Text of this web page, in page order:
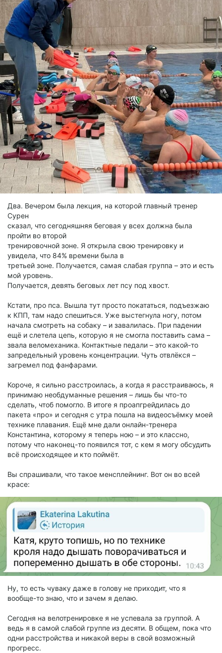
Два. Вечером была лекция, на которой главный тренер
Сурен
сказал, что сегодняшняя беговая у всех должна была
пройти во второй
тренировочной зоне. Я открыла свою тренировку и
увидела, что 84% времени была в
третьей зоне. Получается, самая слабая группа – это и есть
мой уровень.
Получается, девять беговых лет псу под хвост.
Кстати, про пса. Вышла тут просто покататься, подъезжаю
к КПП, там надо спешиться. Уже выстегнула ногу, потом
начала смотреть на собаку – и завалилась. При падении
ещё и слетела цепь, которую я не смогла поставить сама –
звала веломеханика. Контактные педали – это какой-то
запредельный уровень концентрации. Чуть отвлёкся –
загремел под фанфарами.
Короче, я сильно расстроилась, а когда я расстраиваюсь, я
принимаю необдуманные решения – лишь бы что-то
сделать, чтоб помогло. В итоге я проапгрейдилась до
пакета «про» и сегодня с утра пошла на видеосъёмку моей
технике плавания. Ещё мне дали онлайн-тренера
Константина, которому я теперь ною – и это классно,
потому что наконец-то появился тот, с кем я могу обсудить
всё происходящее и кто поймёт.
Вы спрашивали, что такое менсплейнинг. Вот он во всей
красе:
Ну, то есть чуваку даже в голову не приходит, что я
вообще-то знаю, что и зачем я делаю.
Сегодня на велотренировке я не успевала за группой. А
ведь я в самой слабой группе из десяти. В общем, пока что
одни расстройства и никакой веры в свой возможный
прогресс.